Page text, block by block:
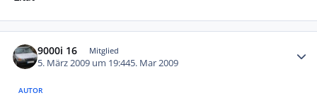
9000i 16 Mitglied
5. März 2009 um 19:445. Mar 2009
AUTOR